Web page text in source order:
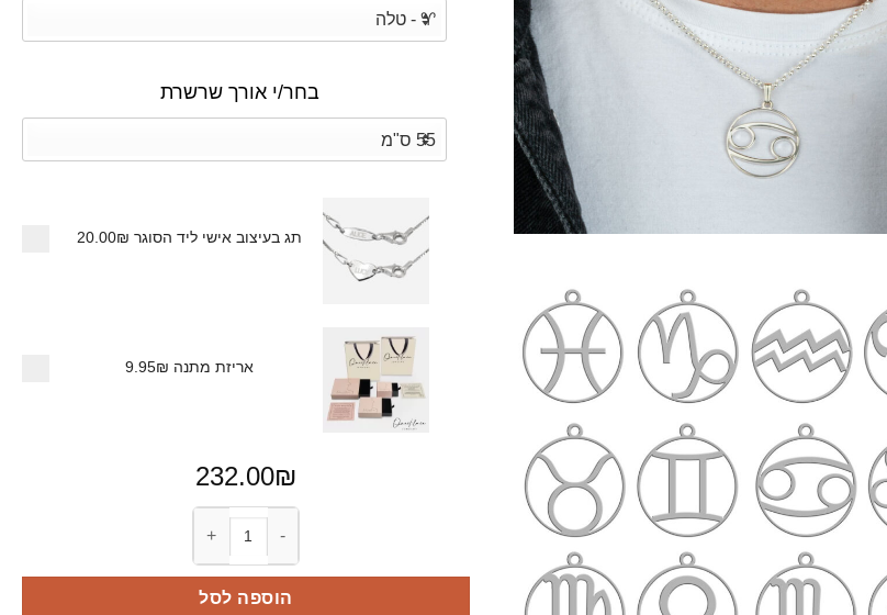
בחר/י אורך שרשרת
תג בעיצוב אישי ליד הסוגר 20.00₪
אריזת מתנה 9.95₪
232.00₪
כמות של שרשרת סמל מזל בצורת עיגול
הוספה לסל